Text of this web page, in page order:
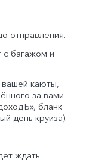
отправления.
с багажом и
вашей каюты,
за вами
бланк
день круиза).
ждать